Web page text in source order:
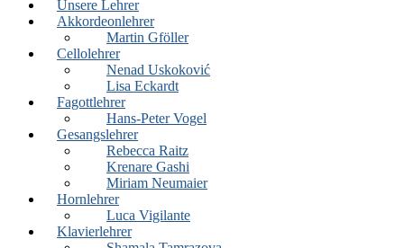
Unsere Lehrer
Akkordeonlehrer
Martin Gföller
Cellolehrer
Nenad Uskoković
Lisa Eckardt
Fagottlehrer
Hans-Peter Vogel
Gesangslehrer
Rebecca Raitz
Krenare Gashi
Miriam Neumaier
Hornlehrer
Luca Vigilante
Klavierlehrer